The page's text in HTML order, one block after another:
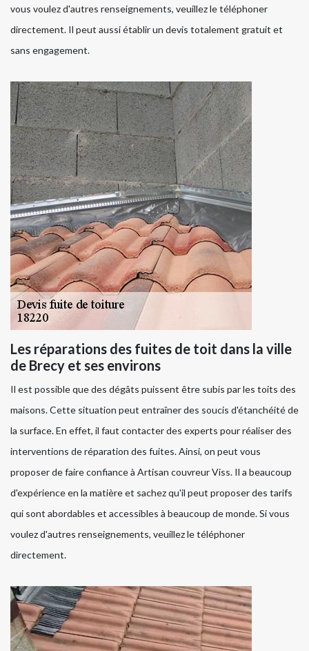
vous voulez d'autres renseignements, veuillez le téléphoner
directement. Il peut aussi établir un devis totalement gratuit et
sans engagement.
Les réparations des fuites de toit dans la ville
de Brecy et ses environs
Il est possible que des dégâts puissent être subis par les toits des
maisons. Cette situation peut entraîner des soucis d'étanchéité de
la surface. En effet, il faut contacter des experts pour réaliser des
interventions de réparation des fuites. Ainsi, on peut vous
proposer de faire confiance à Artisan couvreur Viss. Il a beaucoup
d'expérience en la matière et sachez qu'il peut proposer des tarifs
qui sont abordables et accessibles à beaucoup de monde. Si vous
voulez d'autres renseignements, veuillez le téléphoner
directement.